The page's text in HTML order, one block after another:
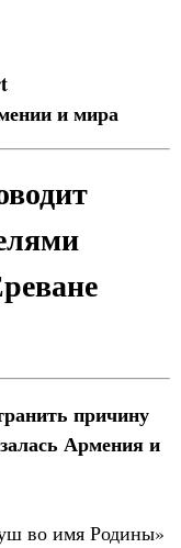
и мира
причину
Армения и
во имя Родины»